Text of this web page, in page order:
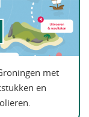
met
en